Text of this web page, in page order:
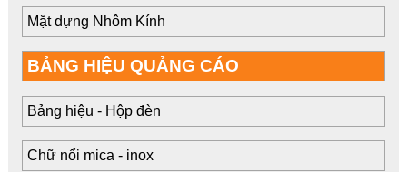
Mặt dựng Nhôm Kính
BẢNG HIỆU QUẢNG CÁO
Bảng hiệu - Hộp đèn
Chữ nổi mica - inox